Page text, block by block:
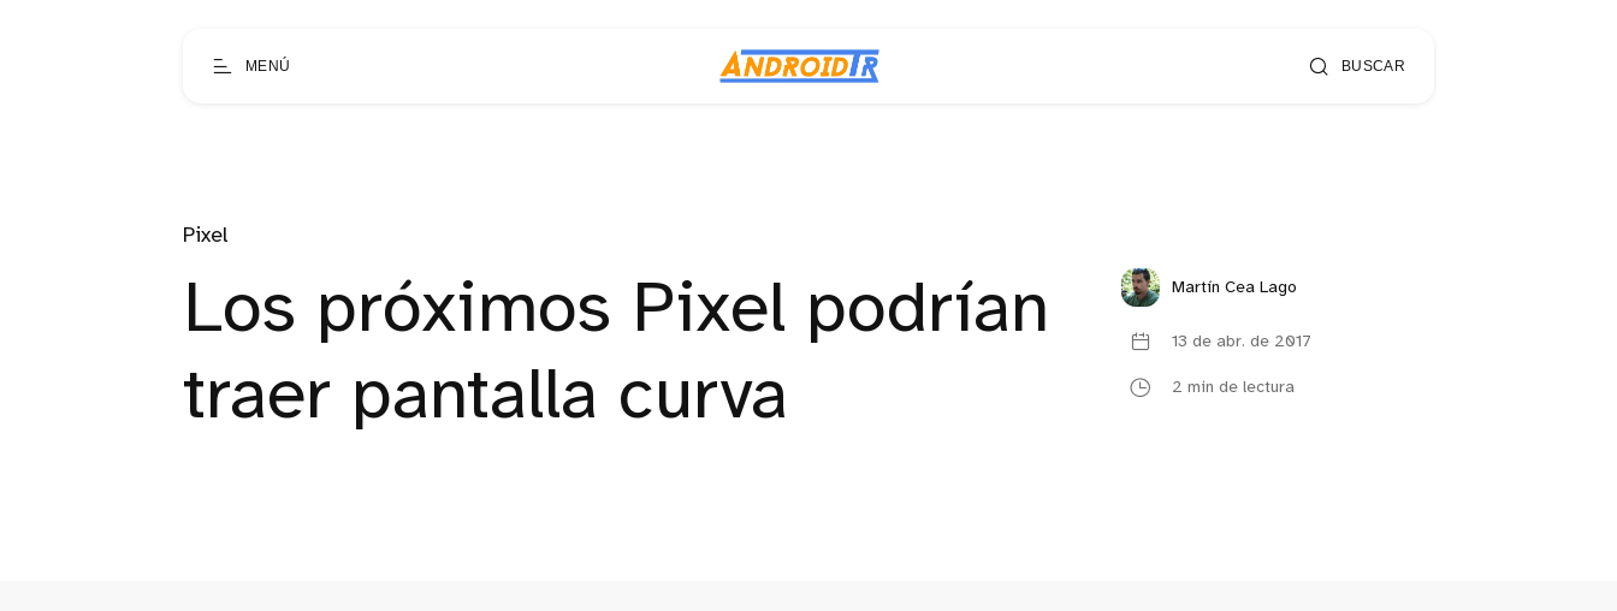
MENÚ BUSCAR
Pixel
Los próximos Pixel podrían
traer pantalla curva
Martín Cea Lago
13 de abr. de 2017
2 min de lectura